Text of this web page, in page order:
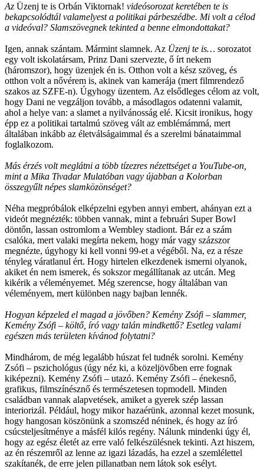
Az Üzenj te is Orbán Viktornak! videósorozat keretében te is
bekapcsolódtál valamelyest a politikai párbeszédbe. Mi volt a célod
a videóval? Slamszövegnek tekinted a benne elmondottakat?
Igen, annak szántam. Mármint slamnek. Az Üzenj te is… sorozatot
egy volt iskolatársam, Prinz Dani szervezte, ő írt nekem
(háromszor), hogy üzenjek én is. Otthon volt a kész szöveg, és
otthon volt a nővérem is, akinek van kamerája (mert filmrendező
szakos az SZFE-n). Úgyhogy üzentem. Az elsődleges célom az volt,
hogy Dani ne vegzáljon tovább, a másodlagos odatenni valamit,
ahol a helye van: a slamet a nyilvánosság elé. Kicsit ironikus, hogy
épp ez a politikai tartalmú szöveg vált az emblémámmá, mert
általában inkább az életválságaimmal és a szerelmi bánataimmal
foglalkozom.
Más érzés volt meglátni a több tízezres nézettséget a YouTube-on,
mint a Mika Tivadar Mulatóban vagy újabban a Kolorban
összegyűlt népes slamközönséget?
Néha megpróbálok elképzelni egyben annyi embert, ahányan ezt a
videót megnézték: többen vannak, mint a februári Super Bowl
döntőn, lassan ostromlom a Wembley stadiont. Bár ez a szám
csalóka, mert valaki megírta nekem, hogy már vagy százszor
megnézte, úgyhogy ki kell vonni 99-et a végéből. Na, ez a része
tényleg váratlanul ért. Hogy hirtelen elkezdenek ismerni olyanok,
akiket én nem ismerek, és sokszor megállítanak az utcán. Meg
kikérik a véleményemet. Még szerencse, hogy általában van
véleményem, mert különben nagy bajban lennék.
Hogyan képzeled el magad a jövőben? Kemény Zsófi – slammer,
Kemény Zsófi – költő, író vagy talán mindkettő? Esetleg valami
egészen más területen kívánod folytatni?
Mindhárom, de még legalább húszat fel tudnék sorolni. Kemény
Zsófi – pszichológus (úgy néz ki, a közeljövőben erre fognak
kiképezni). Kemény Zsófi – utazó. Kemény Zsófi – énekesnő,
grafikus, filmszínésznő és természetesen topmodell. Minden
családban vannak alapvetések, amiket a gyerek szép lassan
interiorizál. Például, hogy mikor hazaérünk, azonnal kezet mosunk,
hogy hangosan köszönünk a szomszéd néninek, és hogy az író
csúcsteljesítménye a másfél kilós regény. Nálunk mindenki úgy él,
hogy az egész életét az erre való felkészülésnek tekinti. Azt hiszem,
az én részemről az lenne az igazi lázadás, ha ezzel a szemlélettel
szakítanék, de erre jelen pillanatban nem látok sok esélyt.